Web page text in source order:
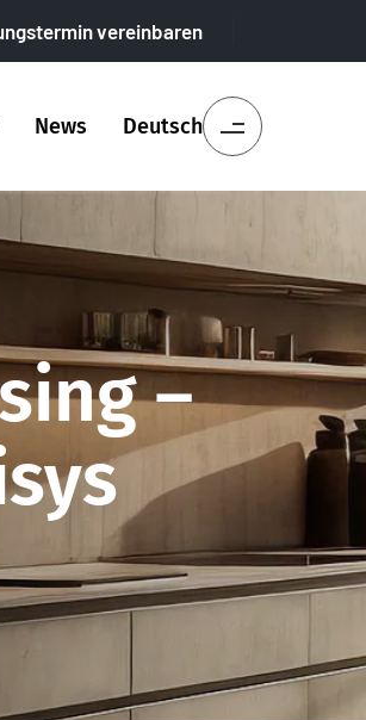
vereinbaren
News Deutsch
–